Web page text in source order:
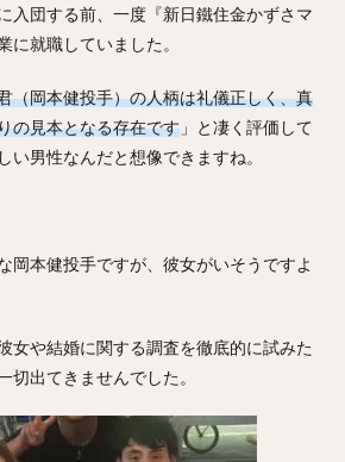
入団する前、一度『新日鐵住金かずさマ
に就職していました。
（岡本健投手）の人柄は礼儀正しく、真
の見本となる存在です 」と凄く評価して
い男性なんだと想像できますね。
岡本健投手ですが、彼女がいそうですよ
女や結婚に関する調査を徹底的に試みた
切出てきませんでした。
にぎんじろう）
み）
たりょうた）
る）
しりょうじ）
んいち）
りけんじ）
ひろゆき）
としや）
森友哉（もりともや）
る）
糸井嘉男（いといよしお）